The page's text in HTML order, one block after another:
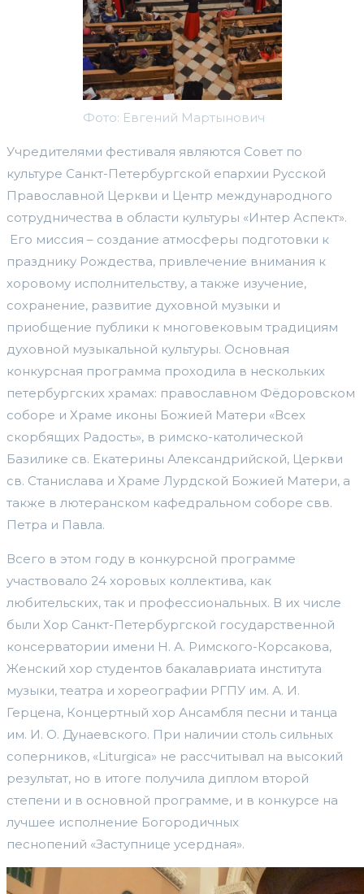
Фото: Евгений Мартынович
Учредителями фестиваля являются Совет по
культуре Санкт-Петербургской епархии Русской
Православной Церкви и Центр международного
сотрудничества в области культуры «Интер Аспект».
Его миссия – создание атмосферы подготовки к
празднику Рождества, привлечение внимания к
хоровому исполнительству, а также изучение,
сохранение, развитие духовной музыки и
приобщение публики к многовековым традициям
духовной музыкальной культуры. Основная
конкурсная программа проходила в нескольких
петербургских храмах: православном Фёдоровском
соборе и Храме иконы Божией Матери «Всех
скорбящих Радость», в римско-католической
Базилике св. Екатерины Александрийской, Церкви
св. Станислава и Храме Лурдской Божией Матери, а
также в лютеранском кафедральном соборе свв.
Петра и Павла.
Всего в этом году в конкурсной программе
участвовало 24 хоровых коллектива, как
любительских, так и профессиональных. В их числе
были Хор Санкт-Петербургской государственной
консерватории имени Н. А. Римского-Корсакова,
Женский хор студентов бакалавриата института
музыки, театра и хореографии РГПУ им. А. И.
Герцена, Концертный хор Ансамбля песни и танца
им. И. О. Дунаевского. При наличии столь сильных
соперников, «Liturgica» не рассчитывал на высокий
результат, но в итоге получила диплом второй
степени и в основной программе, и в конкурсе на
лучшее исполнение Богородичных
песнопений «Заступнице усердная».